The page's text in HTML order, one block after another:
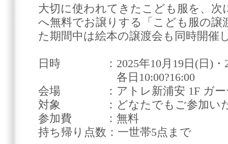
大切に使われてきたこども服を、次
へ無料でお譲りする「こども服の譲
た期間中は絵本の譲渡会も同時開催
日時 ：2025年10月19日(日)・
各日10:00?16:00
会場 ：アトレ新浦安 1F ガー
対象 ：どなたでもご参加いた
参加費 ：無料
持ち帰り点数：一世帯5点まで